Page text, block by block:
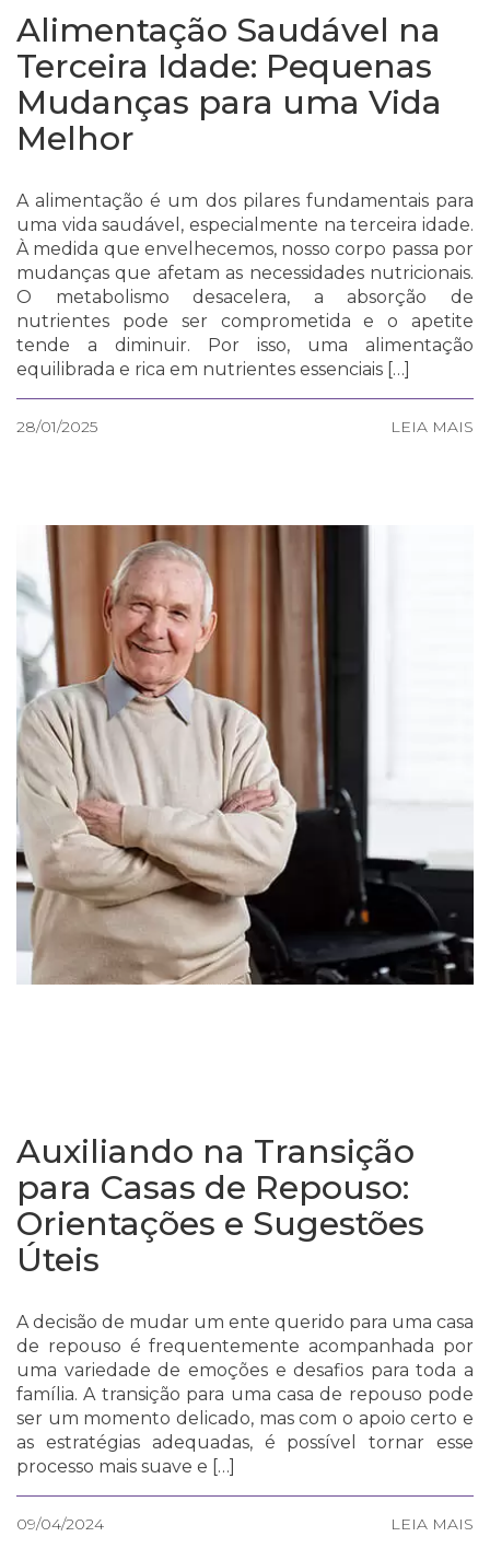
Alimentação Saudável na
Terceira Idade: Pequenas
Mudanças para uma Vida
Melhor
A alimentação é um dos pilares fundamentais para
uma vida saudável, especialmente na terceira idade.
À medida que envelhecemos, nosso corpo passa por
mudanças que afetam as necessidades nutricionais.
O metabolismo desacelera, a absorção de
nutrientes pode ser comprometida e o apetite
tende a diminuir. Por isso, uma alimentação
equilibrada e rica em nutrientes essenciais […]
28/01/2025 LEIA MAIS
Auxiliando na Transição
para Casas de Repouso:
Orientações e Sugestões
Úteis
A decisão de mudar um ente querido para uma casa
de repouso é frequentemente acompanhada por
uma variedade de emoções e desafios para toda a
família. A transição para uma casa de repouso pode
ser um momento delicado, mas com o apoio certo e
as estratégias adequadas, é possível tornar esse
processo mais suave e […]
09/04/2024 LEIA MAIS